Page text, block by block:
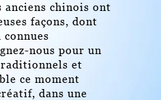
anciens chinois ont
façons, dont
nous pour un
et
ce moment
dans une